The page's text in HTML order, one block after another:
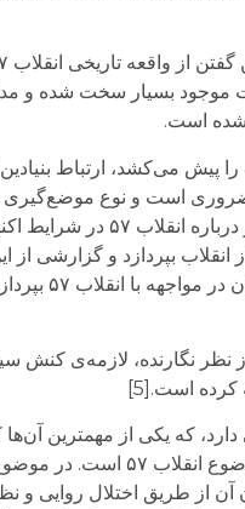
بسیار سخت شده و
شده است.
پیش می‌کشد، ارتباط
پیش‌رو ضروری است و نوع
موجود سیاسی است. این متن
بپردازد و گزارشی از
تبعات سیاسی این تلقی سخن گوید.
سیاسی و مقابله با «ارتجاع»[4] است.
است.[5]
که یکی از مهمترین
آن از طریق اختلال روایی